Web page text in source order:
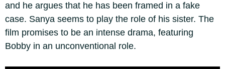
and he argues that he has been framed in a fake
case. Sanya seems to play the role of his sister. The
film promises to be an intense drama, featuring
Bobby in an unconventional role.